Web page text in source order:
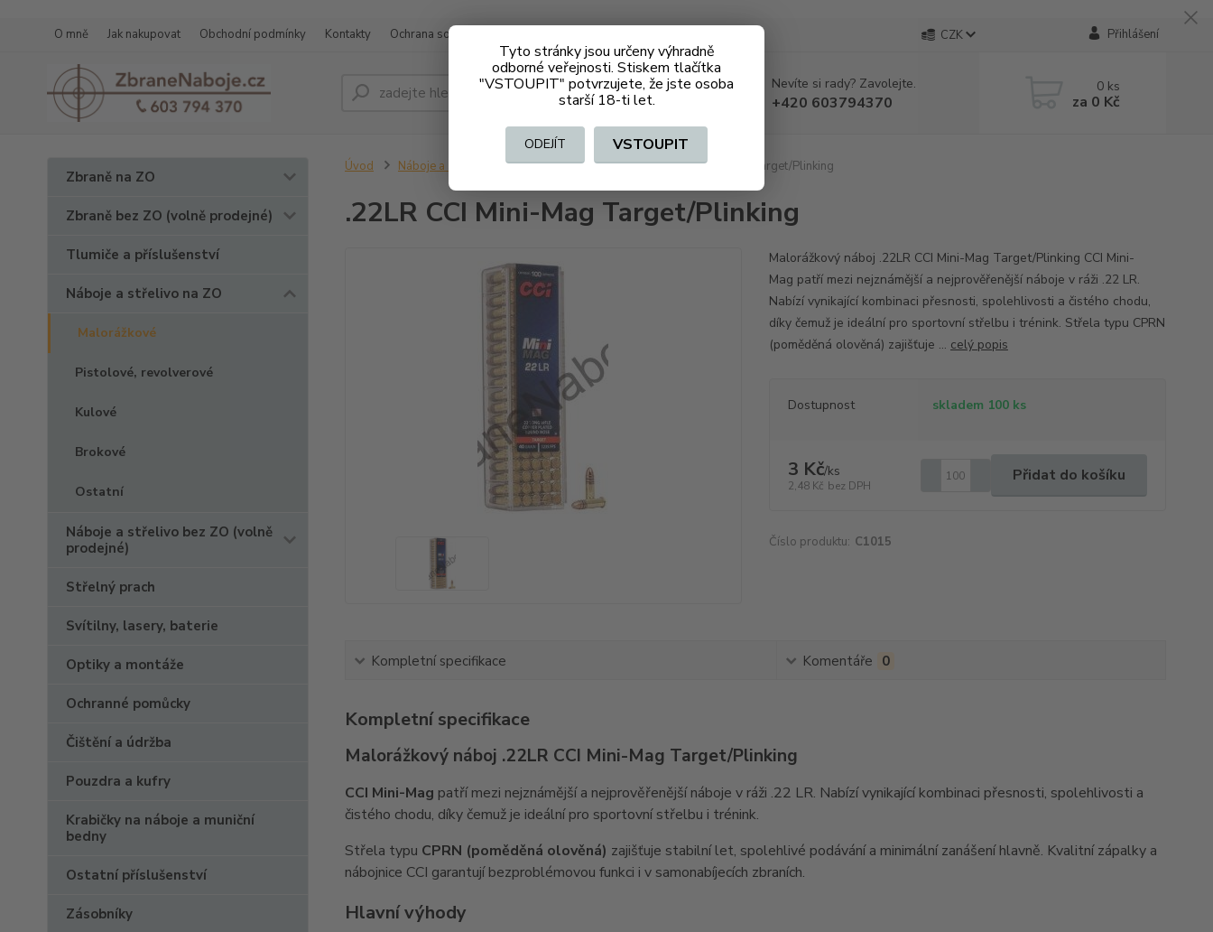
Tyto stránky jsou určeny výhradně
odborné veřejnosti. Stiskem tlačítka
"VSTOUPIT" potvrzujete, že jste osoba
starší 18-ti let.
ODEJÍT VSTOUPIT
O mně Jak nakupovat Obchodní podmínky Kontakty Ochrana soukromí CZK Přihlášení
Hledat Nevíte si rady? Zavolejte.
+420 603794370
0 ks
za 0 Kč
Zbraně na ZO
Zbraně bez ZO (volně prodejné)
Tlumiče a příslušenství
Náboje a střelivo na ZO
Malorážkové
Pistolové, revolverové
Kulové
Brokové
Ostatní
Náboje a střelivo bez ZO (volně
prodejné)
Střelný prach
Svítilny, lasery, baterie
Optiky a montáže
Ochranné pomůcky
Čištění a údržba
Pouzdra a kufry
Krabičky na náboje a muniční
bedny
Ostatní příslušenství
Zásobníky
Úvod Náboje a střelivo na ZO Malorážkové .22LR CCI Mini-Mag Target/Plinking
.22LR CCI Mini-Mag Target/Plinking
Malorážkový náboj .22LR CCI Mini-Mag Target/Plinking CCI Mini-
Mag patří mezi nejznámější a nejprověřenější náboje v ráži .22 LR.
Nabízí vynikající kombinaci přesnosti, spolehlivosti a čistého chodu,
díky čemuž je ideální pro sportovní střelbu i trénink. Střela typu CPRN
(poměděná olověná) zajišťuje ... celý popis
Dostupnost skladem 100 ks
3 Kč/ks
2,48 Kč bez DPH
Přidat do košíku
Číslo produktu: C1015
Kompletní specifikace Komentáře 0
Kompletní specifikace
Malorážkový náboj .22LR CCI Mini-Mag Target/Plinking
CCI Mini-Mag patří mezi nejznámější a nejprověřenější náboje v ráži .22 LR. Nabízí vynikající kombinaci přesnosti, spolehlivosti a
čistého chodu, díky čemuž je ideální pro sportovní střelbu i trénink.
Střela typu CPRN (poměděná olověná) zajišťuje stabilní let, spolehlivé podávání a minimální zanášení hlavně. Kvalitní zápalky a
nábojnice CCI garantují bezproblémovou funkci i v samonabíjecích zbraních.
Hlavní výhody